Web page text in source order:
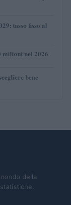
tasso fisso al
milioni nel 2026
bene
della